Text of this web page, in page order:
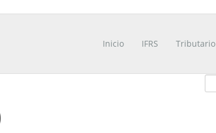
Inicio IFRS Tributario